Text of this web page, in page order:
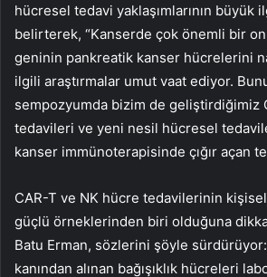
hücresel tedavi yaklaşımlarının büyük
belirterek, “Kanserde çok önemli bir
geninin pankreatik kanser hücrelerini
ilgili araştırmalar umut vaat ediyor.
sempozyumda bizim de geliştirdiğimiz
tedavileri ve yeni nesil hücresel
kanser immünoterapisinde çığır açan
CAR-T ve NK hücre tedavilerinin
güçlü örneklerinden biri olduğuna
Batu Erman, sözlerini şöyle sürdürüyor:
kanından alınan bağışıklık hücreleri